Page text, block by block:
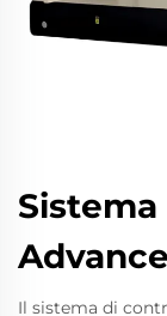
Il sistema di